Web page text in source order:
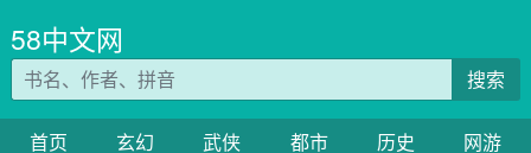
58中文网
搜索
首页 玄幻 武侠 都市 历史
网游